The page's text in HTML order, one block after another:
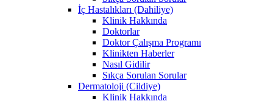
İç Hastalıkları (Dahiliye)
Klinik Hakkında
Doktorlar
Doktor Çalışma Programı
Klinikten Haberler
Nasıl Gidilir
Sıkça Sorulan Sorular
Dermatoloji (Cildiye)
Klinik Hakkında